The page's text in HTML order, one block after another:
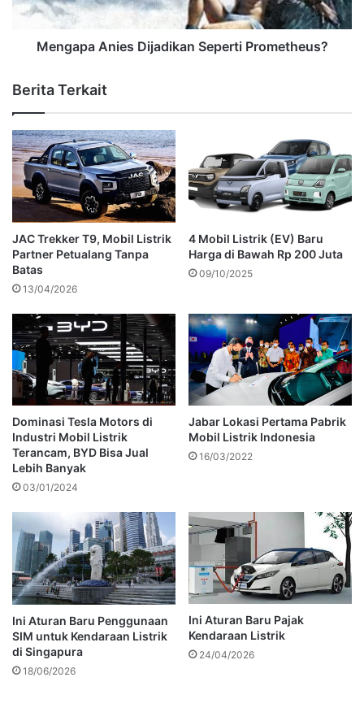
Mengapa Anies Dijadikan Seperti Prometheus?
Berita Terkait
JAC Trekker T9, Mobil Listrik
Partner Petualang Tanpa
Batas
13/04/2026
4 Mobil Listrik (EV) Baru
Harga di Bawah Rp 200 Juta
09/10/2025
Dominasi Tesla Motors di
Industri Mobil Listrik
Terancam, BYD Bisa Jual
Lebih Banyak
03/01/2024
Jabar Lokasi Pertama Pabrik
Mobil Listrik Indonesia
16/03/2022
Ini Aturan Baru Penggunaan
SIM untuk Kendaraan Listrik
di Singapura
18/06/2026
Ini Aturan Baru Pajak
Kendaraan Listrik
24/04/2026